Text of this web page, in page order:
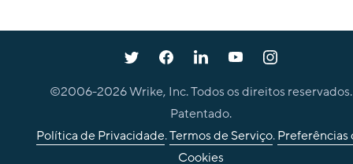
©2006-2026Wrike, Inc. Todos os direitos reservados.
Patentado.
Política de Privacidade.Termos de Serviço.Preferências
Cookies